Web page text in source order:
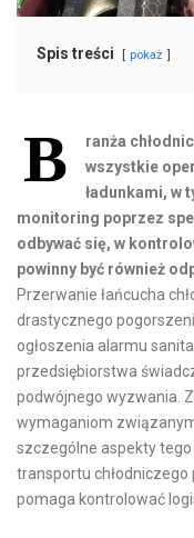
Spis treści pokaż
B
ranża
wszystkie
ładunkami, w
monitoring poprzez
odbywać się, w
powinny być również
Przerwanie łańcucha
drastycznego
ogłoszenia alarmu
przedsiębiorstwa
podwójnego wyzwania.
wymaganiom
szczególne aspekty
transportu chłodniczego
pomaga kontrolować